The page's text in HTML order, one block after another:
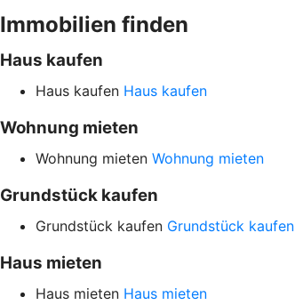
Immobilien finden
Haus kaufen
Haus kaufen Haus kaufen
Wohnung mieten
Wohnung mieten Wohnung mieten
Grundstück kaufen
Grundstück kaufen Grundstück kaufen
Haus mieten
Haus mieten Haus mieten